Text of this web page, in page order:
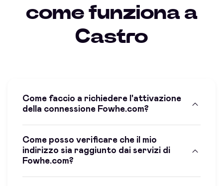
come funziona a
Castro
Come faccio a richiedere l'attivazione
della connessione Fowhe.com?
Come posso verificare che il mio
indirizzo sia raggiunto dai servizi di
Fowhe.com?